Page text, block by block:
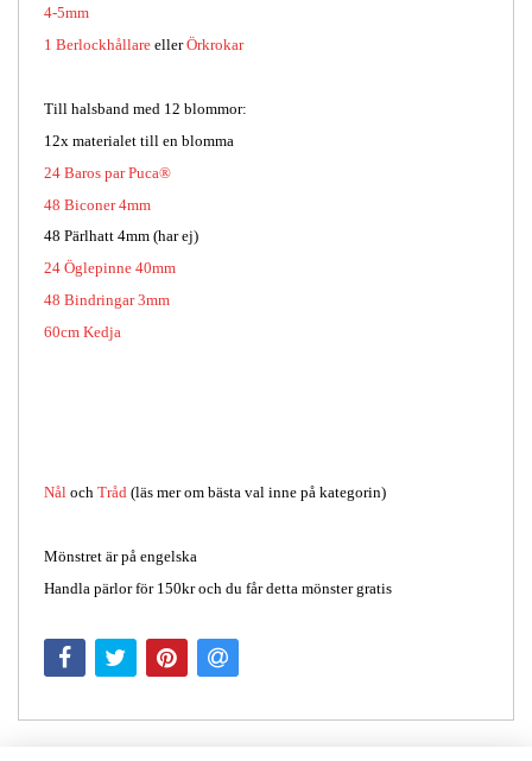
4-5mm
1 Berlockhållare ellerÖrkrokar
Till halsband med 12 blommor:
12x materialet till en blomma
24 Baros par Puca®
48 Biconer 4mm
48 Pärlhatt 4mm (har ej)
24 Öglepinne 40mm
48 Bindringar 3mm
60cm Kedja
Nål och Tråd (läs mer om bästa val inne på kategorin)
Mönstret är på engelska
Handla pärlor för 150kr och du får detta mönster gratis